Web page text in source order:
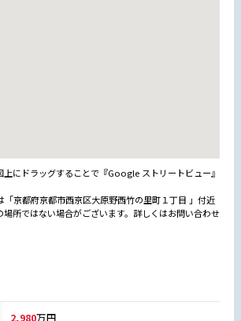
上にドラッグすることで『Google ストリートビュー』
京都府京都市西京区大原野西竹の里町１丁目 」付近
場所ではない場合がございます。詳しくはお問い合わせ
2,980万円